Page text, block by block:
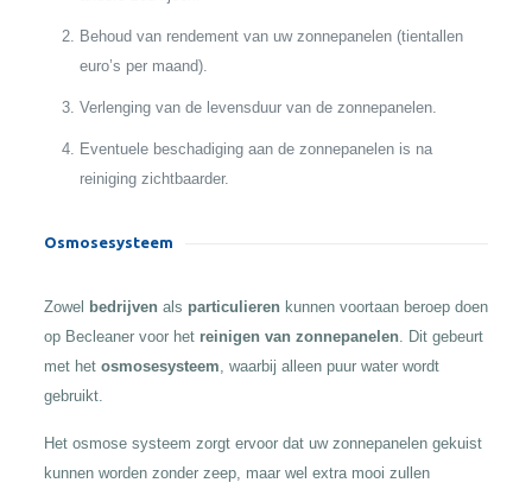
Behoud van rendement van uw zonnepanelen (tientallen
euro’s per maand).
Verlenging van de levensduur van de zonnepanelen.
Eventuele beschadiging aan de zonnepanelen is na
reiniging zichtbaarder.
Osmosesysteem
Zowel bedrijven als particulieren kunnen voortaan beroep doen
op Becleaner voor het reinigen van zonnepanelen. Dit gebeurt
met het osmosesysteem, waarbij alleen puur water wordt
gebruikt.
Het osmose systeem zorgt ervoor dat uw zonnepanelen gekuist
kunnen worden zonder zeep, maar wel extra mooi zullen